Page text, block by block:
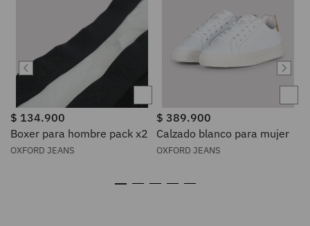
$ 134.900
Boxer para hombre pack x2
OXFORD JEANS
$ 389.900
Calzado blanco para mujer
OXFORD JEANS